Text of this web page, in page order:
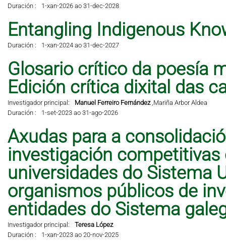
Duración :
1-xan-2026 ao 31-dec-2028
Entangling Indigenous
Duración : 1-xan-2024 ao 31-dec-2027
Glosario crítico da poesía
Edición crítica dixital das
Investigador principal: Manuel Ferreiro Fernández,Mariña Arbor Aldea
Duración :
1-set-2023 ao 31-ago-2026
Axudas para a
investigación
universidades do Sistema
organismos públicos de
entidades do Sistema
Investigador principal:
Teresa López
Duración :
1-xan-2023 ao 20-nov-2025